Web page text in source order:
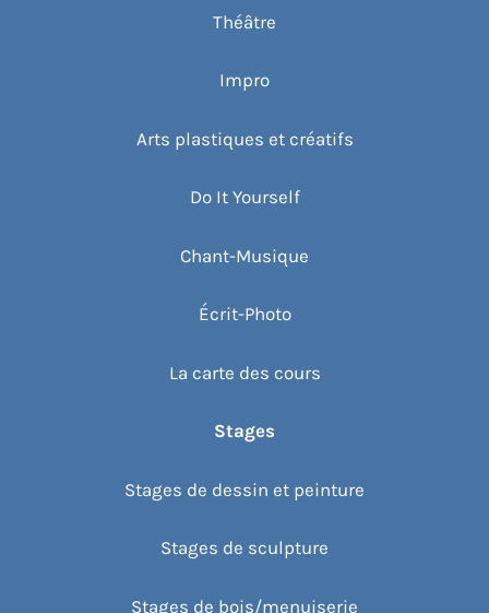
Théâtre
Impro
Arts plastiques et créatifs
Do It Yourself
Chant-Musique
Écrit-Photo
La carte des cours
Stages
Stages de dessin et peinture
Stages de sculpture
Stages de bois/menuiserie